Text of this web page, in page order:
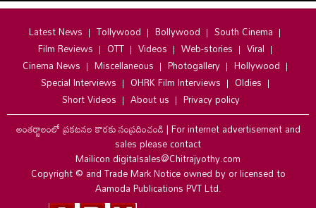
Latest News Tollywood Bollywood
South Cinema
Film Reviews
OTT Videos Web-stories
Viral
Cinema News
Miscellaneous Photogallery
Hollywood
Special Interviews
OHRK Film Interviews
Oldies
Short Videos
About us
Privacy policy
అంతర్జాలంలో ప్రకటనల కొరకు సంప్రదించండి|For internet advertisement and
sales please contact
Mailicon digitalsales@Chitrajyothy.com
Copyright © and Trade Mark Notice owned by or licensed to
Aamoda Publications PVT Ltd.